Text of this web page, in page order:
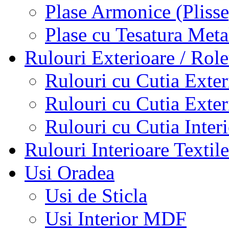
Plase Armonice
Plase cu Tesatura
Rulouri Exterioare /
Rulouri cu Cutia
Rulouri cu Cutia
Rulouri cu Cutia
Rulouri Interioare Textile
Usi Oradea
Usi de Sticla
Usi Interior MDF